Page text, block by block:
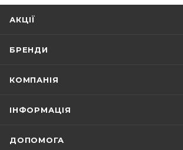
АКЦІЇ
БРЕНДИ
КОМПАНІЯ
ІНФОРМАЦІЯ
ДОПОМОГА